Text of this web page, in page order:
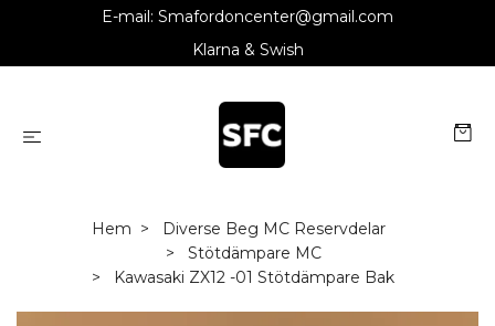
E-mail: Smafordoncenter@gmail.com
Klarna & Swish
Hem
Diverse Beg MC Reservdelar
Stötdämpare MC
Kawasaki ZX12 -01 Stötdämpare Bak